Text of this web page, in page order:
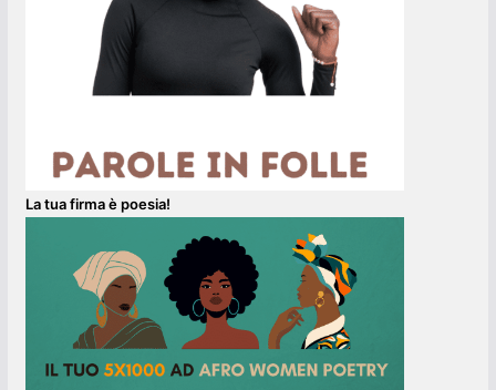
La tua firma è poesia!